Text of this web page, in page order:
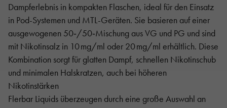
Dampferlebnis in kompakten Flaschen, ideal für den Einsatz
in Pod-Systemen und MTL-Geräten. Sie basieren auf einer
ausgewogenen 50‑/50‑Mischung aus VG und PG und sind
mit Nikotinsalz in 10 mg/ml oder 20 mg/ml erhältlich. Diese
Kombination sorgt für glatten Dampf, schnellen Nikotinschub
und minimalen Halskratzen, auch bei höheren
Nikotinstärken
Flerbar Liquids überzeugen durch eine große Auswahl an